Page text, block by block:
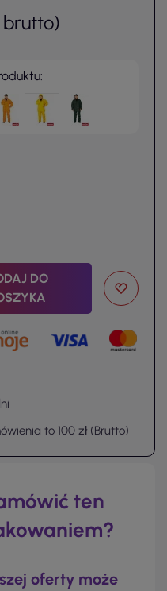
brutto)
DO
to 100 zł (Brutto)
ten
oferty może